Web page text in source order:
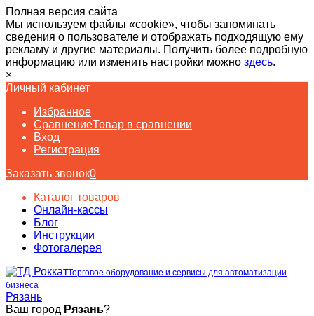
Полная версия сайта
Мы используем файлы «cookie», чтобы запоминать
сведения о пользователе и отображать подходящую ему
рекламу и другие материалы. Получить более подробную
информацию или изменить настройки можно здесь.
×
Личный кабинет
Избранное
СравнениеТовар в сравнении
Вход
Регистрация
Заказать звонок0
Каталог товаров
Онлайн-кассы
Блог
Инструкции
Фотогалерея
Торговое оборудование и сервисы для автоматизации
бизнеса
Рязань
Ваш город Рязань?